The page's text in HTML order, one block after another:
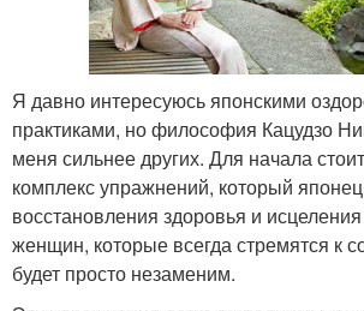
Я давно интересуюсь японскими
практиками, но философия Кацудзо
меня сильнее других. Для начала
комплекс упражнений, который
восстановления здоровья и
женщин, которые всегда стремятся к
будет просто незаменим.